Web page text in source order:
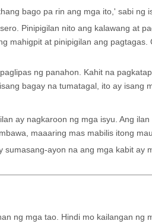
bago pa rin ang mga ito,' sabi ng
Pinipigilan nito ang kalawang at
mahigpit at pinipigilan ang
ng panahon. Kahit na
bagay na tumatagal, ito ay isang
ay nagkaroon ng mga isyu. Ang
maaaring mas mabilis itong
ayon na ang mga kabit ay
ng mga tao. Hindi mo kailangan ng